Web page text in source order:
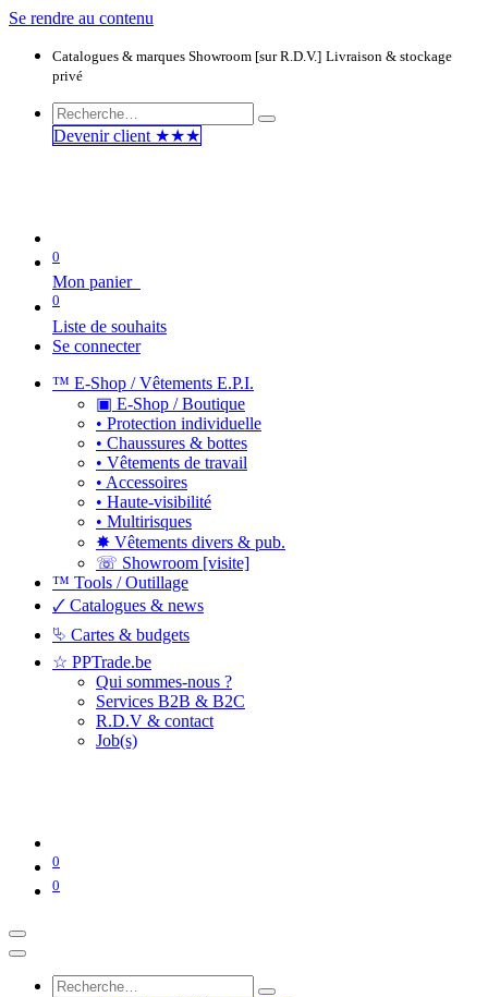
Se rendre au contenu
Catalogues & marques Showroom [sur R.D.V.] Livraison & stockage
privé
Devenir clie​​​​​​nt ★★★
0
Mon panier
0
Liste de souhaits
Se connecter
™ E-Shop / Vêtements E.P.I.
▣ E-Shop / Boutique
• Protection individuelle
• Chaussures & bottes
• Vêtements de travail
• Accessoires
• Haute-visibilité
• Multirisques
✸ Vêtements divers & pub.
☏ Showroom [visite]
™ Tools / Outillage
🗸 Catalogues & news
⮱ Cartes & budgets
☆ PPTrade.be
Qui sommes-nous ?
Services B2B & B2C
R.D.V & contact
Job(s)
0
0